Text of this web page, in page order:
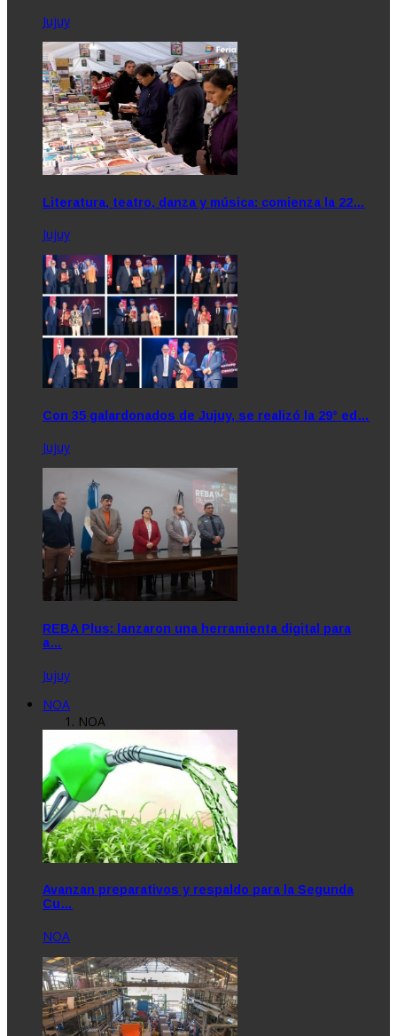
Jujuy
Literatura, teatro, danza y música: comienza la 22…
Jujuy
Con 35 galardonados de Jujuy, se realizó la 29° ed…
Jujuy
REBA Plus: lanzaron una herramienta digital para
a…
Jujuy
NOA
NOA
Avanzan preparativos y respaldo para la Segunda
Cu…
NOA